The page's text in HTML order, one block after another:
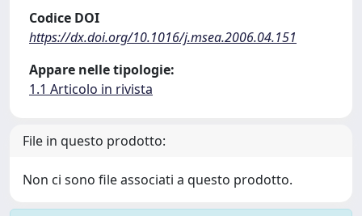
Codice DOI
https://dx.doi.org/10.1016/j.msea.2006.04.151
Appare nelle tipologie:
1.1 Articolo in rivista
File in questo prodotto:
Non ci sono file associati a questo prodotto.